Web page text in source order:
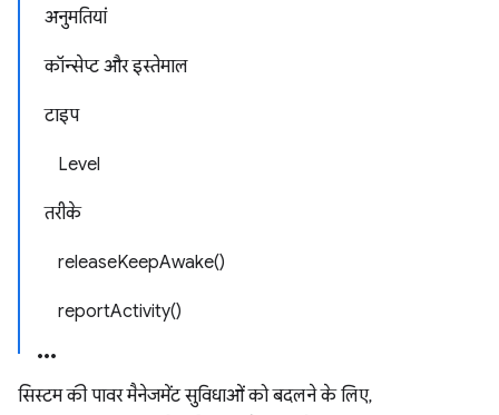
अनुमतियां
कॉन्सेप्ट और इस्तेमाल
टाइप
Level
तरीके
releaseKeepAwake()
reportActivity()
सिस्टम की पावर मैनेजमेंट सुविधाओं को बदलने के लिए,